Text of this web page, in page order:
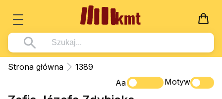
Książki
Wszystko z kategorii - Książki
Strona główna
1389
Aa
Motyw